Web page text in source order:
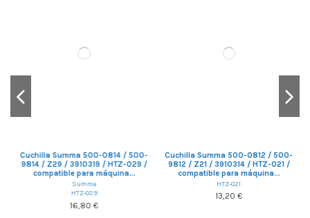
Cuchilla Summa 500-0814 / 500-
9814 / Z29 / 3910319 / HTZ-029 /
compatible para máquina...
Summa
HTZ-029
16,80 €
Cuchilla Summa 500-0812 / 500-
9812 / Z21 / 3910314 / HTZ-021 /
compatible para máquina...
HTZ-021
13,20 €